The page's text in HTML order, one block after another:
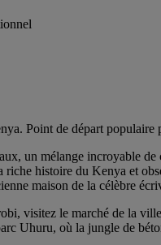
Point de départ
un mélange incroyable
histoire du Kenya et
maison de la célèbre
visitez le marché de la
Uhuru, où la jungle de